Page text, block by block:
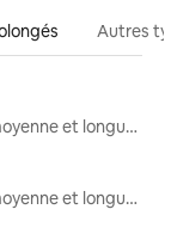
Autres
Locations moyenne et longue durée
Locations moyenne et longue durée